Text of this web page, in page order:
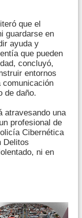
que el
guardarse en
ayuda y
que pueden
concluyó,
entornos
comunicación
de daño.
atravesando una
profesional de
Cibernética
Delitos
ni en